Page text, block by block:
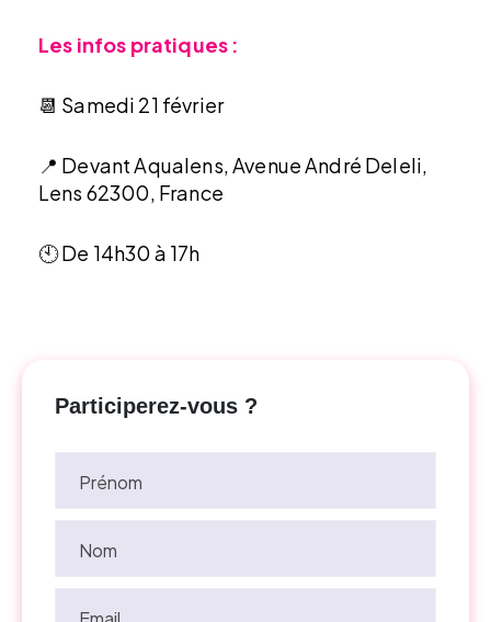
Les infos pratiques :
📆 Samedi 21 février
📍 Devant Aqualens, Avenue André Deleli,
Lens 62300, France
🕙 De 14h30 à 17h
Participerez-vous ?
Prénom
Nom